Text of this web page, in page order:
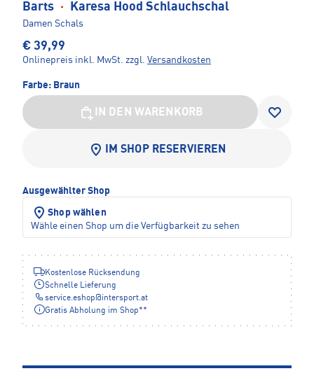
Barts · Karesa Hood Schlauchschal
Damen Schals
€ 39,99
Onlinepreis inkl. MwSt. zzgl. Versandkosten
Farbe: Braun
IN DEN WARENKORB
IM SHOP RESERVIEREN
Ausgewählter Shop
Shop wählen
Wähle einen Shop um die Verfügbarkeit zu sehen
Kostenlose Rücksendung
Schnelle Lieferung
service.eshop@intersport.at
Gratis Abholung im Shop**